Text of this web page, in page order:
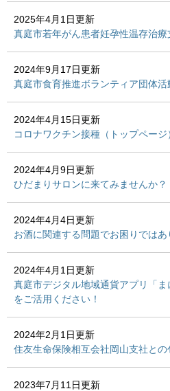
2025年4月1日更新
真庭市若年がん患者妊孕性温存治療
2024年9月17日更新
真庭市食育推進ボランティア団体活
2024年4月15日更新
コロナワクチン接種（トップページ
2024年4月9日更新
ひだまりサロンに来てみませんか？
2024年4月4日更新
お酒に関連する問題でお困りではあ
2024年4月1日更新
真庭市デジタル地域通貨アプリ「
をご活用ください！
2024年2月1日更新
住友生命保険相互会社岡山支社と
2023年7月11日更新